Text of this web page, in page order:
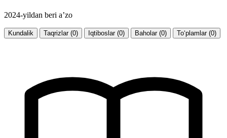
2024-yildan beri a’zo
Kundalik Taqrizlar (0) Iqtiboslar (0) Baholar (0) To‘plamlar (0)